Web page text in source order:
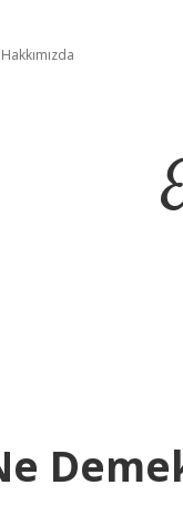
Hakkımızda